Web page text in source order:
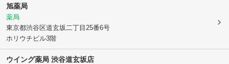
旭薬局
薬局
東京都渋谷区道玄坂二丁目25番6号
ホリウチビル3階
ウイング薬局 渋谷道玄坂店